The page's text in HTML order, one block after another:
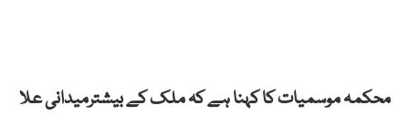
محکمہ موسمیات کا کہنا ہے کہ ملک کے بیشترمیدانی علا